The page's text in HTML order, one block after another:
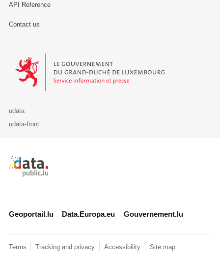
API Reference
Contact us
Le Gouvernement du Grand-Duché de Luxembourg - Service
udata
udata-front
Retour à l'accueil de data.public.lu
Geoportail.lu Data.Europa.eu Gouvernement.lu
Terms Tracking and privacy Accessibility Site map